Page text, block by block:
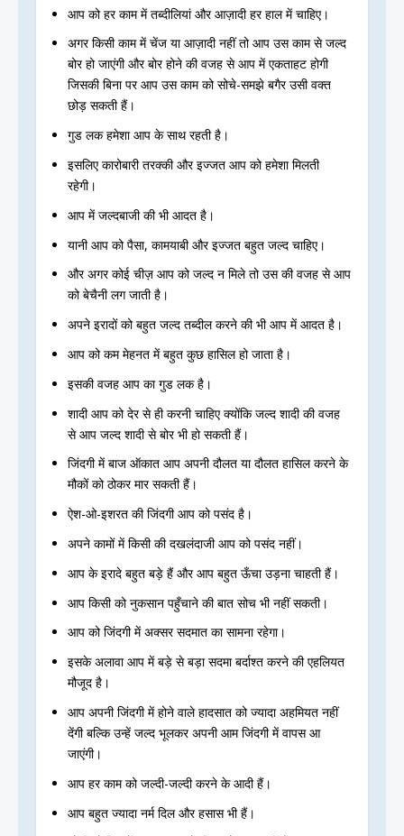
आप को हर काम में तब्दीलियां और आज़ादी हर हाल में चाहिए।
अगर किसी काम में चेंज या आज़ादी नहीं तो आप उस काम से जल्द
बोर हो जाएंगी और बोर होने की वजह से आप में एकताहट होगी
जिसकी बिना पर आप उस काम को सोचे-समझे बगैर उसी वक्त
छोड़ सकती हैं।
गुड लक हमेशा आप के साथ रहती है।
इसलिए कारोबारी तरक्की और इज्जत आप को हमेशा मिलती
रहेगी।
आप में जल्दबाजी की भी आदत है।
यानी आप को पैसा, कामयाबी और इज्जत बहुत जल्द चाहिए।
और अगर कोई चीज़ आप को जल्द न मिले तो उस की वजह से आप
को बेचैनी लग जाती है।
अपने इरादों को बहुत जल्द तब्दील करने की भी आप में आदत है।
आप को कम मेहनत में बहुत कुछ हासिल हो जाता है।
इसकी वजह आप का गुड लक है।
शादी आप को देर से ही करनी चाहिए क्योंकि जल्द शादी की वजह
से आप जल्द शादी से बोर भी हो सकती हैं।
जिंदगी में बाज ऑकात आप अपनी दौलत या दौलत हासिल करने के
मौकों को ठोकर मार सकती हैं।
ऐश-ओ-इशरत की जिंदगी आप को पसंद है।
अपने कामों में किसी की दखलंदाजी आप को पसंद नहीं।
आप के इरादे बहुत बड़े हैं और आप बहुत ऊँचा उड़ना चाहती हैं।
आप किसी को नुकसान पहुँचाने की बात सोच भी नहीं सकती।
आप को जिंदगी में अक्सर सदमात का सामना रहेगा।
इसके अलावा आप में बड़े से बड़ा सदमा बर्दाश्त करने की एहलियत
मौजूद है।
आप अपनी जिंदगी में होने वाले हादसात को ज्यादा अहमियत नहीं
देंगी बल्कि उन्हें जल्द भूलकर अपनी आम जिंदगी में वापस आ
जाएंगी।
आप हर काम को जल्दी-जल्दी करने के आदी हैं।
आप बहुत ज्यादा नर्म दिल और हसास भी हैं।